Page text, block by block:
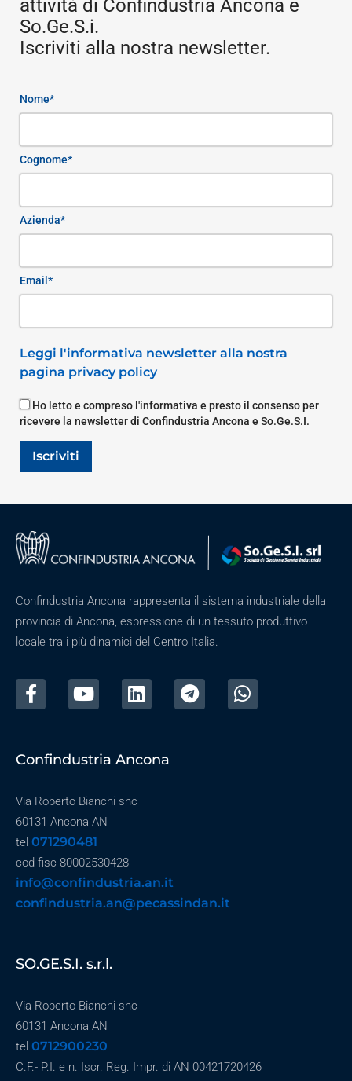
attività di Confindustria Ancona e
So.Ge.S.i.
Iscriviti alla nostra newsletter.
Nome*
Cognome*
Azienda*
Email*
Leggi l'informativa newsletter alla nostra
pagina privacy policy
Ho letto e compreso l'informativa e presto il consenso per
ricevere la newsletter di Confindustria Ancona e So.Ge.S.I.
Iscriviti
Confindustria Ancona rappresenta il sistema industriale della
provincia di Ancona, espressione di un tessuto produttivo
locale tra i più dinamici del Centro Italia.
Confindustria Ancona
Via Roberto Bianchi snc
60131 Ancona AN
tel 071290481
cod fisc 80002530428
info@confindustria.an.it
confindustria.an@pecassindan.it
SO.GE.S.I. s.r.l.
Via Roberto Bianchi snc
60131 Ancona AN
tel 0712900230
C.F.- P.I. e n. Iscr. Reg. Impr. di AN 00421720426